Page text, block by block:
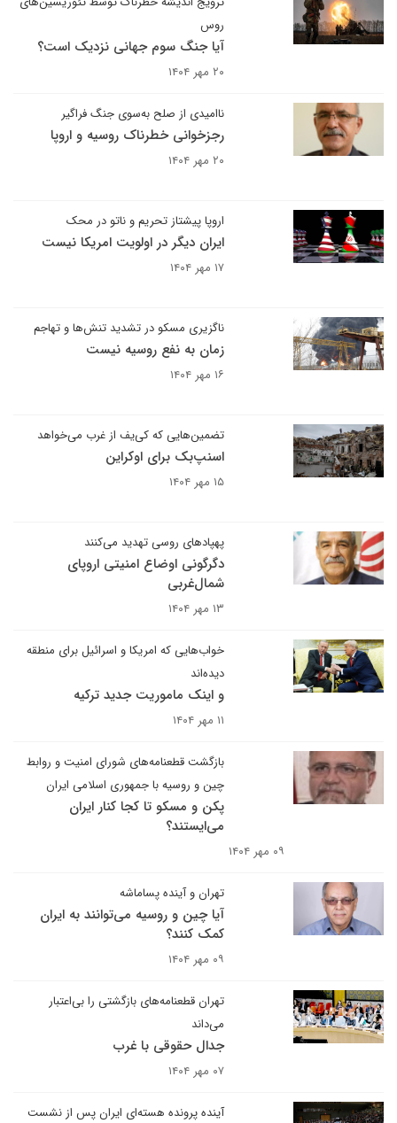
روس
آیا جنگ سوم جهانی نزدیک است؟
۲۰ مهر ۱۴۰۴
ناامیدی از صلح به‌سوی جنگ فراگیر
رجزخوانی خطرناک روسیه و اروپا
۲۰ مهر ۱۴۰۴
اروپا پیشتاز تحریم و ناتو در محک
ایران دیگر در اولویت امریکا نیست
۱۷ مهر ۱۴۰۴
ناگزیری مسکو در تشدید تنش‌ها و تهاجم
زمان به نفع روسیه نیست
۱۶ مهر ۱۴۰۴
تضمین‌هایی که کی‌یف از غرب می‌خواهد
اسنپ‌بک برای اوکراین
۱۵ مهر ۱۴۰۴
پهپادهای روسی تهدید می‌کنند
دگرگونی اوضاع امنیتی اروپای
شمال‌غربی
۱۳ مهر ۱۴۰۴
خواب‌هایی که امریکا و اسرائیل برای منطقه
دیده‌اند
و اینک ماموریت جدید ترکیه
۱۱ مهر ۱۴۰۴
بازگشت قطعنامه‌های شورای امنیت و روابط
چین و روسیه با جمهوری اسلامی ایران
پکن و مسکو تا کجا کنار ایران
می‌ایستند؟
۰۹ مهر ۱۴۰۴
تهران و آینده پساماشه
آیا چین و روسیه می‌توانند به ایران
کمک کنند؟
۰۹ مهر ۱۴۰۴
تهران قطعنامه‌های بازگشتی را بی‌اعتبار
می‌داند
جدال حقوقی با غرب
۰۷ مهر ۱۴۰۴
آینده پرونده هسته‌ای ایران پس از نشست